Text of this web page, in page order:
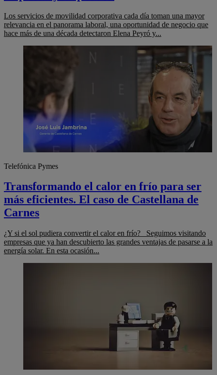
Los servicios de movilidad corporativa cada día toman una mayor
relevancia en el panorama laboral, una oportunidad de negocio que
hace más de una década detectaron Elena Peyró y...
Telefónica Pymes
Transformando el calor en frío para ser
más eficientes. El caso de Castellana de
Carnes
¿Y si el sol pudiera convertir el calor en frío? Seguimos visitando
empresas que ya han descubierto las grandes ventajas de pasarse a la
energía solar. En esta ocasión...